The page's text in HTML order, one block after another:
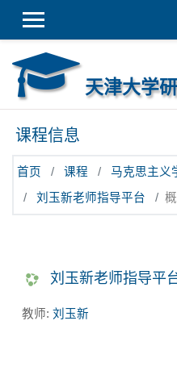
天津大学
课程信息
首页 课程 马克思主义
刘玉新老师指导平台
刘玉新老师指导平
教师: 刘玉新